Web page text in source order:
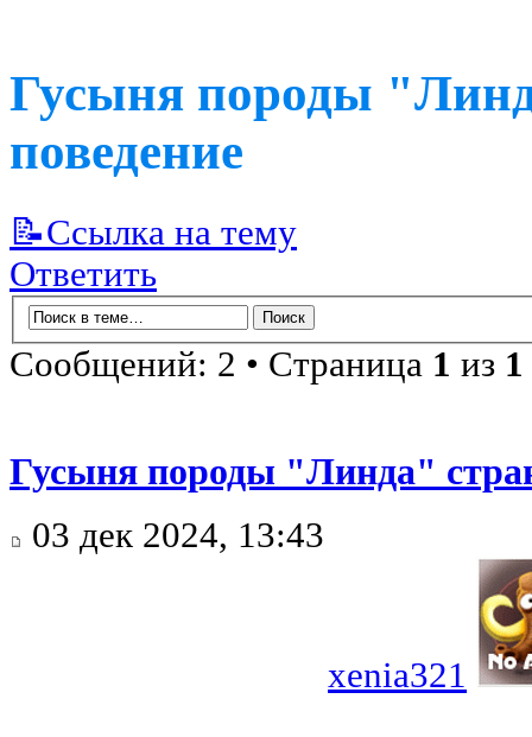
Гусыня породы
поведение
📝Ссылка на тему
Ответить
Сообщений: 2 • Страница 1 из 1
Гусыня породы "Линда"
03 дек 2024, 13:43
xenia321